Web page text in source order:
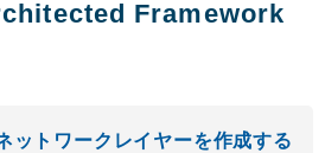
Framework
ットワークレイヤーを作成する